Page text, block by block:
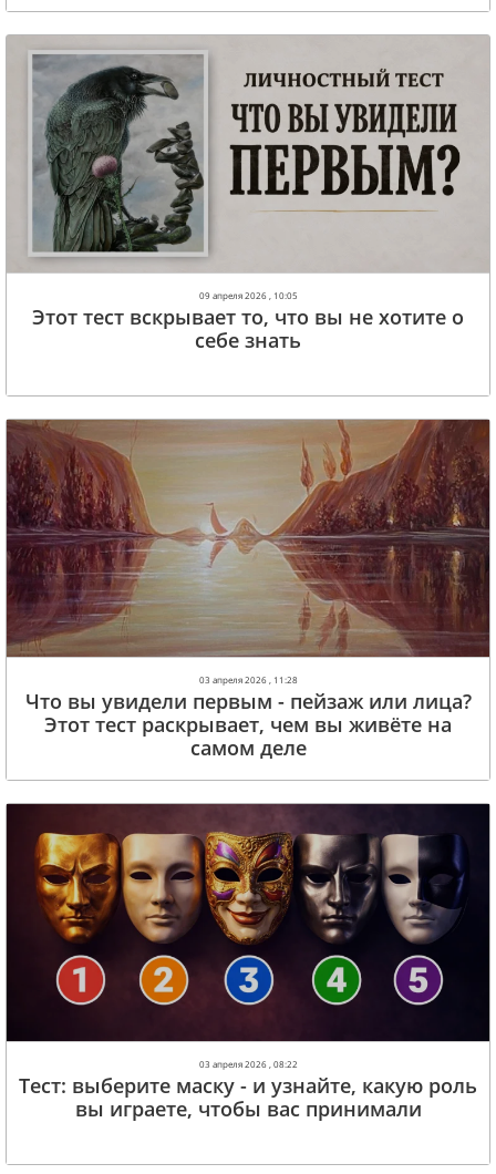
09 апреля 2026 , 10:05
Этот тест вскрывает то, что вы не хотите о
себе знать
03 апреля 2026 , 11:28
Что вы увидели первым - пейзаж или лица?
Этот тест раскрывает, чем вы живёте на
самом деле
03 апреля 2026 , 08:22
Тест: выберите маску - и узнайте, какую роль
вы играете, чтобы вас принимали